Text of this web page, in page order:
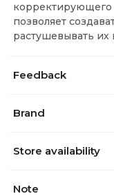
позволяет
растушевывать
Feedback
Brand
Store availability
Note